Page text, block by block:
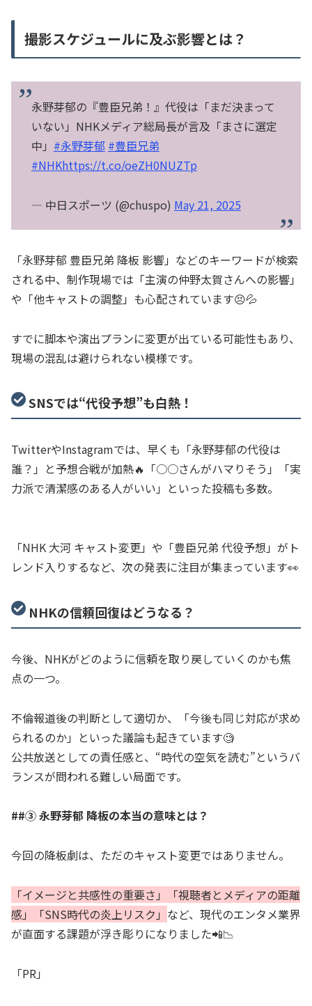
撮影スケジュールに及ぶ影響とは？
永野芽郁の『豊臣兄弟！』代役は「まだ決まって
いない」NHKメディア総局長が言及「まさに選定
中」 #永野芽郁 #豊臣兄弟
#NHKhttps://t.co/oeZH0NUZTp
— 中日スポーツ (@chuspo) May 21, 2025
「永野芽郁 豊臣兄弟 降板 影響」などのキーワードが検索
される中、制作現場では「主演の仲野太賀さんへの影響」
や「他キャストの調整」も心配されています😣💦
すでに脚本や演出プランに変更が出ている可能性もあり、
現場の混乱は避けられない模様です。
SNSでは“代役予想”も白熱！
TwitterやInstagramでは、早くも「永野芽郁の代役は
誰？」と予想合戦が加熱🔥「○○さんがハマりそう」「実
力派で清潔感のある人がいい」といった投稿も多数。
「NHK 大河 キャスト変更」や「豊臣兄弟 代役予想」がト
レンド入りするなど、次の発表に注目が集まっています👀
NHKの信頼回復はどうなる？
今後、NHKがどのように信頼を取り戻していくのかも焦
点の一つ。
不倫報道後の判断として適切か、「今後も同じ対応が求め
られるのか」といった議論も起きています🧐
公共放送としての責任感と、“時代の空気を読む”というバ
ランスが問われる難しい局面です。
##③ 永野芽郁 降板の本当の意味とは？
今回の降板劇は、ただのキャスト変更ではありません。
「イメージと共感性の重要さ」「視聴者とメディアの距離
感」「SNS時代の炎上リスク」 など、現代のエンタメ業界
が直面する課題が浮き彫りになりました📲📉
「PR」